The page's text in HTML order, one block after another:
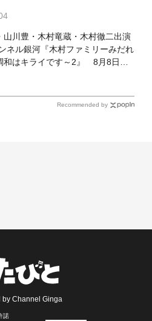
山川豊・木村竜蔵・木村徹二出演
ネル銀河『木村ファミリーみだれ
和はキライです～2』 8月8日
Recommended by
by Channel Ginga
諾